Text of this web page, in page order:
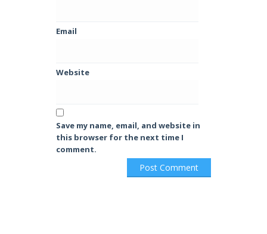
Email
Website
Save my name, email, and website in
this browser for the next time I
comment.